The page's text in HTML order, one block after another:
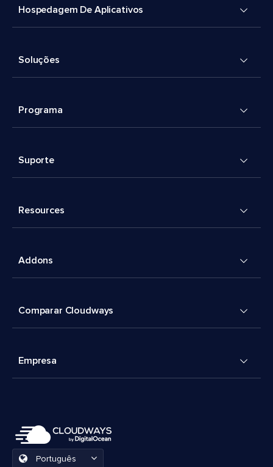
Hospedagem De Aplicativos
Soluções
Programa
Suporte
Resources
Addons
Comparar Cloudways
Empresa
Português